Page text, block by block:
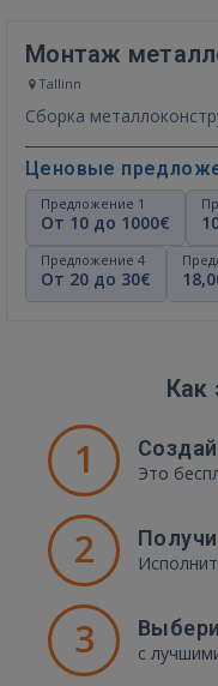
Монтаж
Tallinn
Ценовые
Предложение 1
От 10 до 1000€
Предложение 4
От 20 до 30€
Как
1 Это
2
3 с